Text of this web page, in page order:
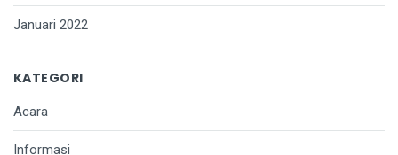
Januari 2022
KATEGORI
Acara
Informasi